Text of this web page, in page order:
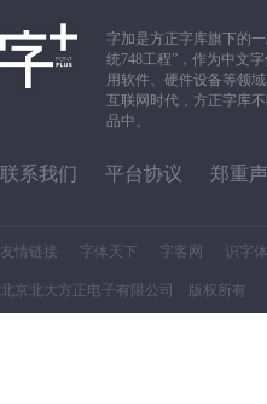
字加是方正字库旗下的
统748工程”，作为中文
用软件、硬件设备等领域
互联网时代，方正字库
品中。
联系我们 平台协议 郑重
友情链接 字体天下 字客网 识字体
北京北大方正电子有限公司 版权所有